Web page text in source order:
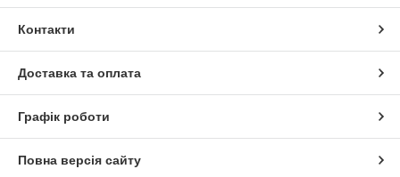
Контакти
Доставка та оплата
Графік роботи
Повна версія сайту